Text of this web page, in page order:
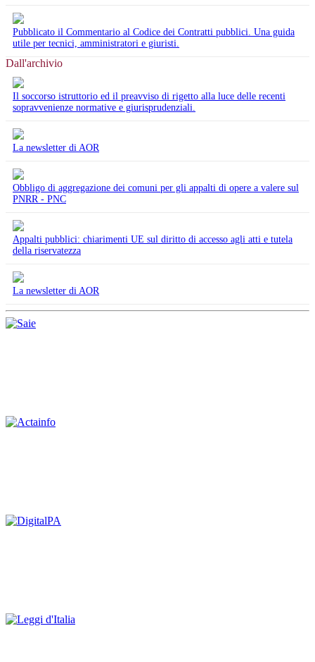
Pubblicato il Commentario al Codice dei Contratti pubblici. Una guida
utile per tecnici, amministratori e giuristi.
Dall'archivio
Il soccorso istruttorio ed il preavviso di rigetto alla luce delle recenti
sopravvenienze normative e giurisprudenziali.
La newsletter di AOR
Obbligo di aggregazione dei comuni per gli appalti di opere a valere sul
PNRR - PNC
Appalti pubblici: chiarimenti UE sul diritto di accesso agli atti e tutela
della riservatezza
La newsletter di AOR